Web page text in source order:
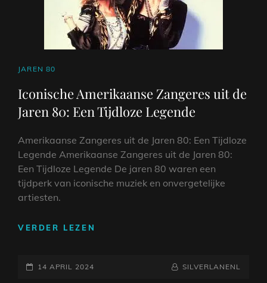
TIJDPERK
CAT
JAREN 80
Iconische Amerikaanse Zangeres uit de
Jaren 80: Een Tijdloze Legende
Amerikaanse Zangeres uit de Jaren 80: Een Tijdloze
Legende Amerikaanse Zangeres uit de Jaren 80:
Een Tijdloze Legende De jaren 80 waren een
tijdperk van iconische muziek en onvergetelijke
artiesten.
VERDER LEZEN
GEPLAATST
14 APRIL 2024 NAAMREGEL
BYLINE
SILVERLANENL